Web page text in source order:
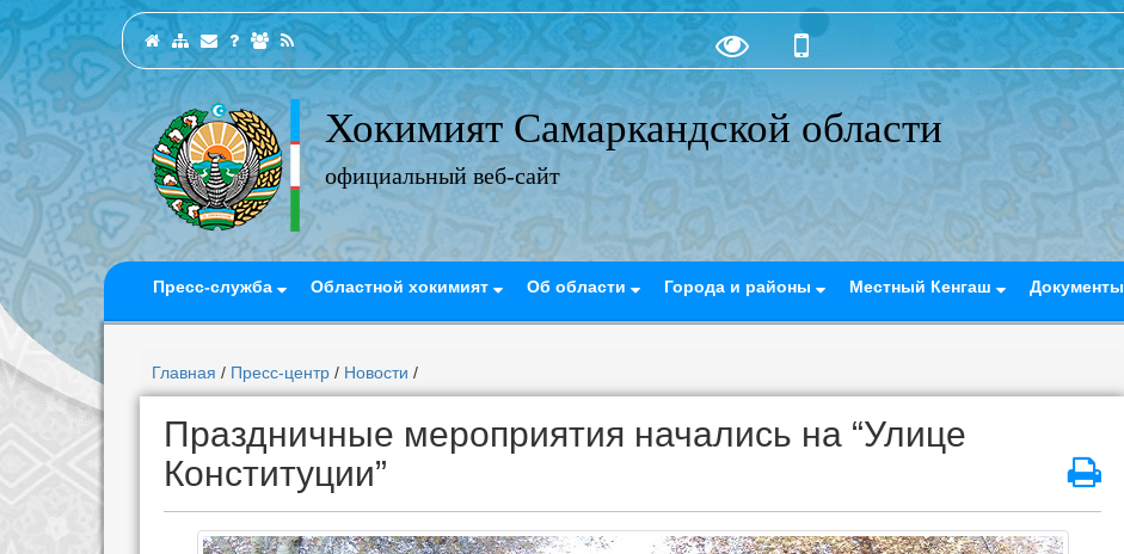
Хокимият Самаркандской области
официальный веб-сайт
Пресс-служба Областной хокимият Об области Города и районы Местный Кенгаш Документы
Главная / Пресс-центр / Новости /
Праздничные мероприятия начались на “Улице
Конституции”